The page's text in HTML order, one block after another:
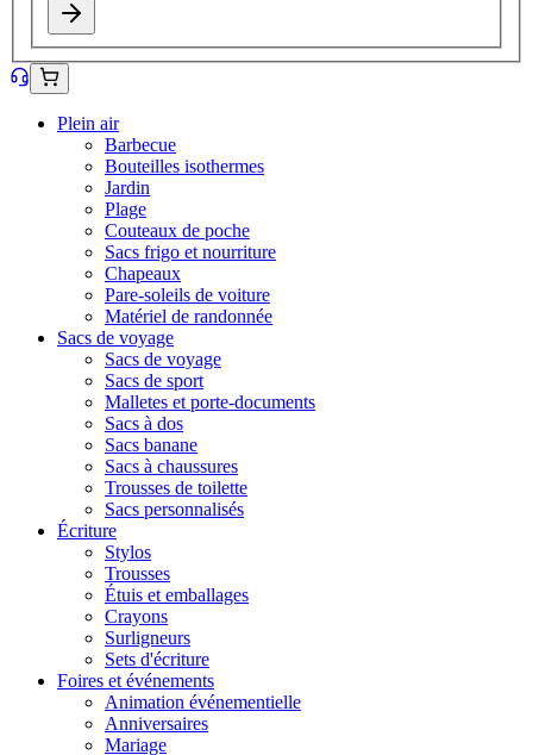
Plein air
Barbecue
Bouteilles isothermes
Jardin
Plage
Couteaux de poche
Sacs frigo et nourriture
Chapeaux
Pare-soleils de voiture
Matériel de randonnée
Sacs de voyage
Sacs de voyage
Sacs de sport
Malletes et porte-documents
Sacs à dos
Sacs banane
Sacs à chaussures
Trousses de toilette
Sacs personnalisés
Écriture
Stylos
Trousses
Étuis et emballages
Crayons
Surligneurs
Sets d'écriture
Foires et événements
Animation événementielle
Anniversaires
Mariage